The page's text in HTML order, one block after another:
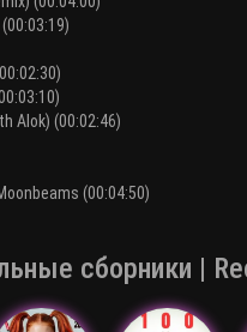
Alok) (00:02:46)
(00:04:50)
сборники |